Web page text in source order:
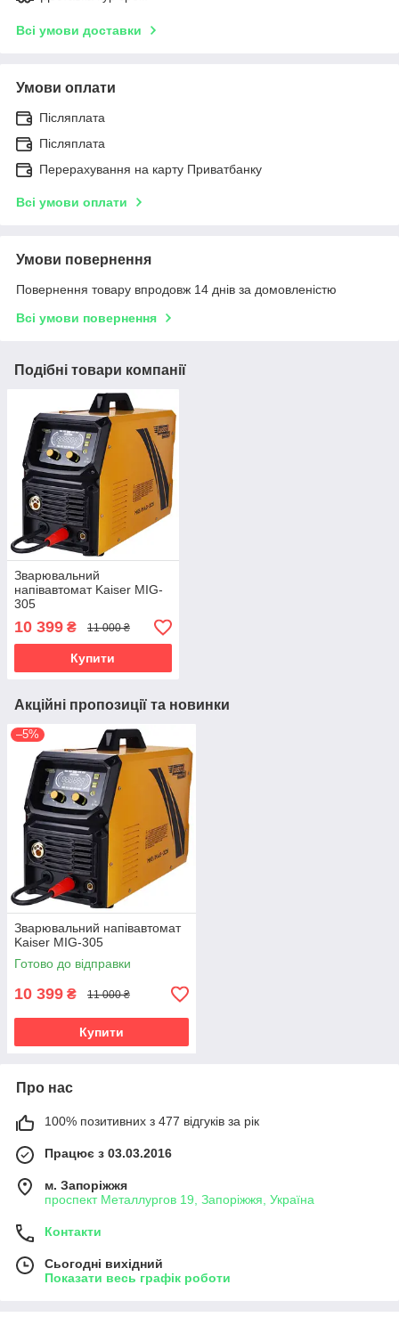
Всі умови доставки
Умови оплати
Післяплата
Післяплата
Перерахування на карту Приватбанку
Всі умови оплати
Умови повернення
Повернення товару впродовж 14 днів за домовленістю
Всі умови повернення
Подібні товари компанії
Зварювальний
напівавтомат Kaiser MIG-
305
10 399 ₴ 11 000 ₴
Купити
Акційні пропозиції та новинки
–5%
Зварювальний напівавтомат
Kaiser MIG-305
Готово до відправки
10 399 ₴ 11 000 ₴
Купити
Про нас
100% позитивних з 477 відгуків за рік
Працює з 03.03.2016
м. Запоріжжя
проспект Металлургов 19, Запоріжжя, Україна
Контакти
Сьогодні вихідний
Показати весь графік роботи